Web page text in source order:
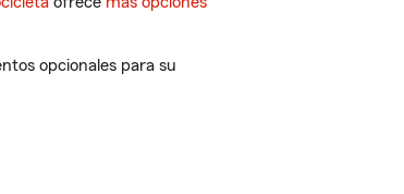
opcionales para su